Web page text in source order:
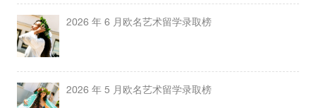
2026 年 6 月欧名艺术留学录取榜
2026 年 5 月欧名艺术留学录取榜